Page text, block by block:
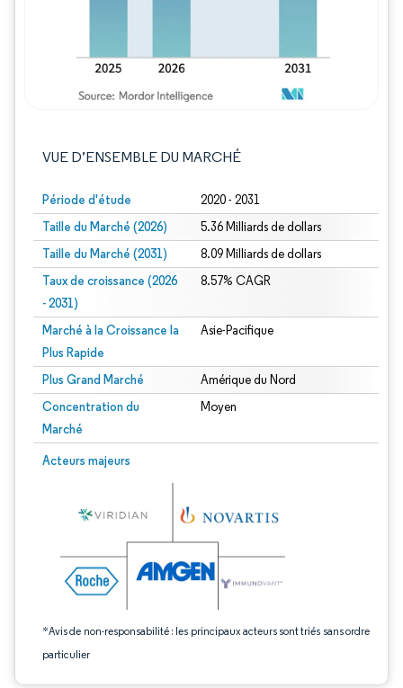
VUE D’ENSEMBLE DU MARCHÉ
Période d'étude 2020 - 2031
Taille du Marché (2026) 5.36 Milliards de dollars
Taille du Marché (2031) 8.09 Milliards de dollars
Taux de croissance (2026
- 2031)
8.57% CAGR
Marché à la Croissance la
Plus Rapide
Asie-Pacifique
Plus Grand Marché Amérique du Nord
Concentration du
Marché
Moyen
Acteurs majeurs
*Avis de non-responsabilité : les principaux acteurs sont triés sans ordre
particulier
Image © Mordor Intelligence. La réutilisation nécessite une attribution sous CC